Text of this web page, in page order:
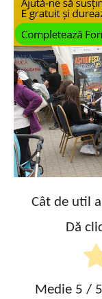
Cât de util
Dă
Medie 5 /